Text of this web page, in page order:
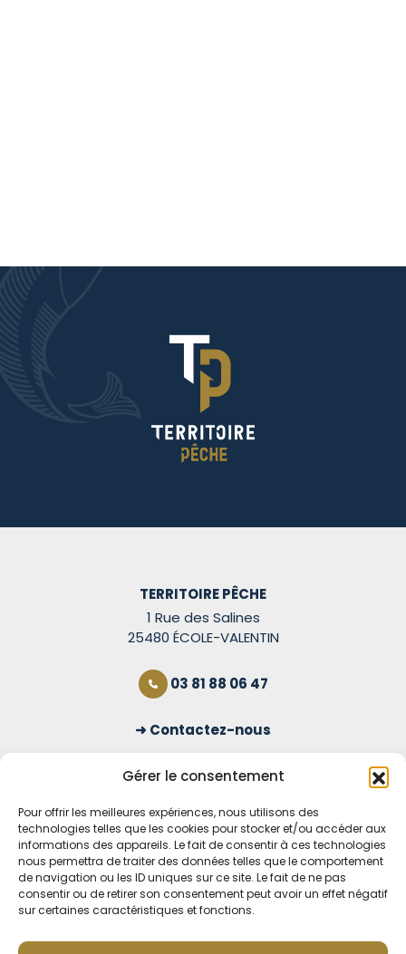
Gérer le consentement
Pour offrir les meilleures expériences, nous utilisons des
technologies telles que les cookies pour stocker et/ou accéder aux
informations des appareils. Le fait de consentir à ces technologies
nous permettra de traiter des données telles que le comportement
de navigation ou les ID uniques sur ce site. Le fait de ne pas
consentir ou de retirer son consentement peut avoir un effet négatif
sur certaines caractéristiques et fonctions.
TERRITOIRE PÊCHE
1 Rue des Salines
25480 ÉCOLE-VALENTIN
03 81 88 06 47
Contactez-nous
OUVERT TOUS LES JOURS
Voir nos horaires
MENTIONS LÉGALES